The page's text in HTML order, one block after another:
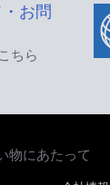
お問
ちら
物にあたって